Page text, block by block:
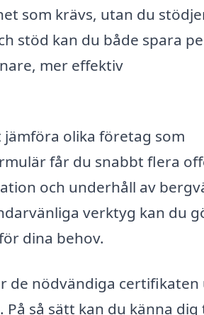
som krävs, utan du
stöd kan du både spara
mer effektiv
olika företag som
får du snabbt flera
och underhåll av
verktyg kan du
dina behov.
de nödvändiga certifikaten
så sätt kan du känna dig